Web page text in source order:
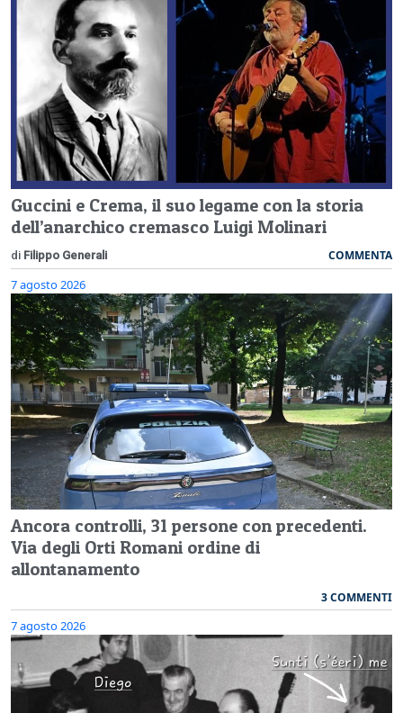
Guccini e Crema, il suo legame con la storia
dell’anarchico cremasco Luigi Molinari
di Filippo Generali COMMENTA
7 agosto 2026
Ancora controlli, 31 persone con precedenti.
Via degli Orti Romani ordine di
allontanamento
3 COMMENTI
7 agosto 2026